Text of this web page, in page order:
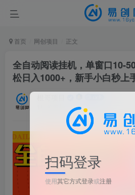
首页 网创项目 正文
全自动阅读挂机，单窗口10-
松日入1000+，新手小白秒上
扫码登录
使用其它方式登录或注册